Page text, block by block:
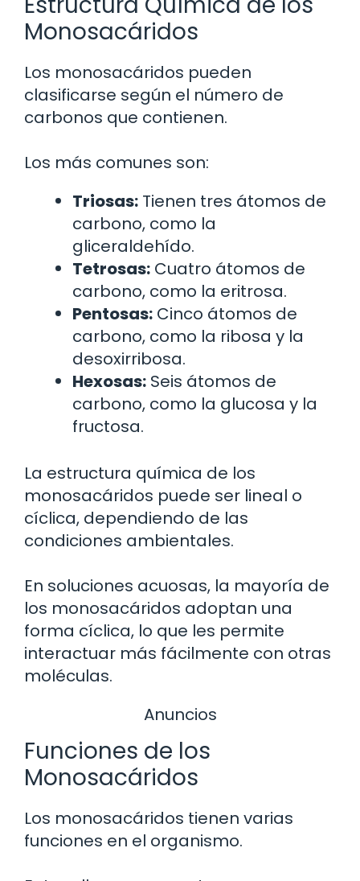
Monosacáridos
Los monosacáridos pueden
clasificarse según el número de
carbonos que contienen.
Los más comunes son:
Triosas: Tienen tres átomos de
carbono, como la
gliceraldehído.
Tetrosas: Cuatro átomos de
carbono, como la eritrosa.
Pentosas: Cinco átomos de
carbono, como la ribosa y la
desoxirribosa.
Hexosas: Seis átomos de
carbono, como la glucosa y la
fructosa.
La estructura química de los
monosacáridos puede ser lineal o
cíclica, dependiendo de las
condiciones ambientales.
En soluciones acuosas, la mayoría de
los monosacáridos adoptan una
forma cíclica, lo que les permite
interactuar más fácilmente con otras
moléculas.
Anuncios
Funciones de los
Monosacáridos
Los monosacáridos tienen varias
funciones en el organismo.